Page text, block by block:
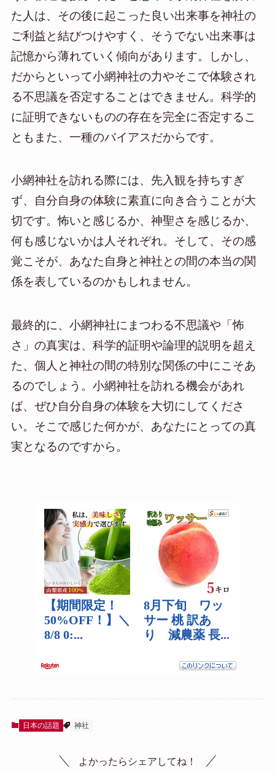
た人は、その後に起こった良い出来事を神社の
ご利益と結びつけやすく、そうでない出来事は
記憶から薄れていく傾向があります。しかし、
だからといって小網神社の力やそこで体験され
る不思議を否定することはできません。科学的
に証明できないものの存在を完全に否定するこ
ともまた、一種のバイアスだからです。
小網神社を訪れる際には、先入観を持ちすぎ
ず、自分自身の体験に素直に向き合うことが大
切です。怖いと感じるか、神聖さを感じるか、
何も感じないかは人それぞれ。そして、その感
覚こそが、あなた自身と神社との間の本当の関
係を表しているのかもしれません。
最終的に、小網神社にまつわる不思議や「怖
さ」の真実は、科学的証明や論理的説明を超え
た、個人と神社の間の特別な関係の中にこそあ
るのでしょう。小網神社を訪れる機会があれ
ば、ぜひ自分自身の体験を大切にしてくださ
い。そこで感じた何かが、あなたにとっての真
実となるのですから。
日本の話題 神社
よかったらシェアしてね！